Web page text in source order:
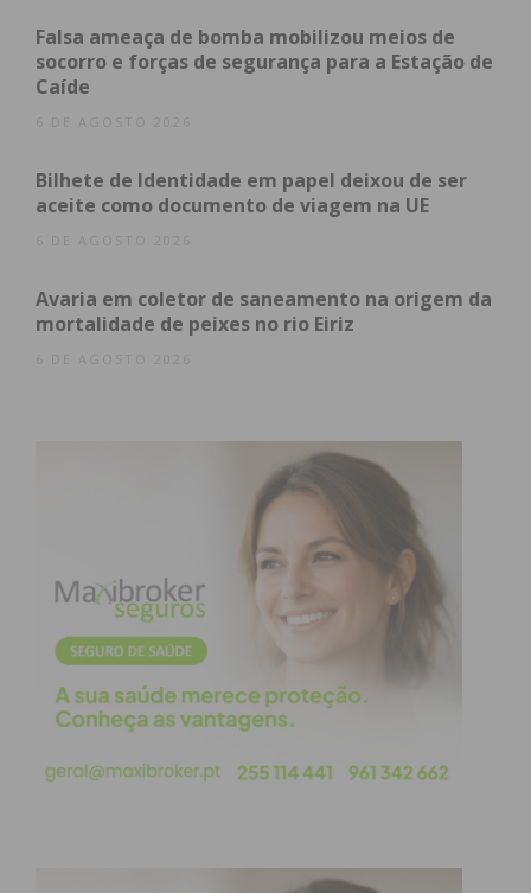
obtenha de forma regular a informação
atualizada.
Eu li e concordo com ostermos e
Falsa ameaça de bomba mobilizou meios de
socorro e forças de segurança para a Estação de
Caíde
6 DE AGOSTO 2026
Bilhete de Identidade em papel deixou de ser
aceite como documento de viagem na UE
6 DE AGOSTO 2026
Avaria em coletor de saneamento na origem da
mortalidade de peixes no rio Eiriz
6 DE AGOSTO 2026